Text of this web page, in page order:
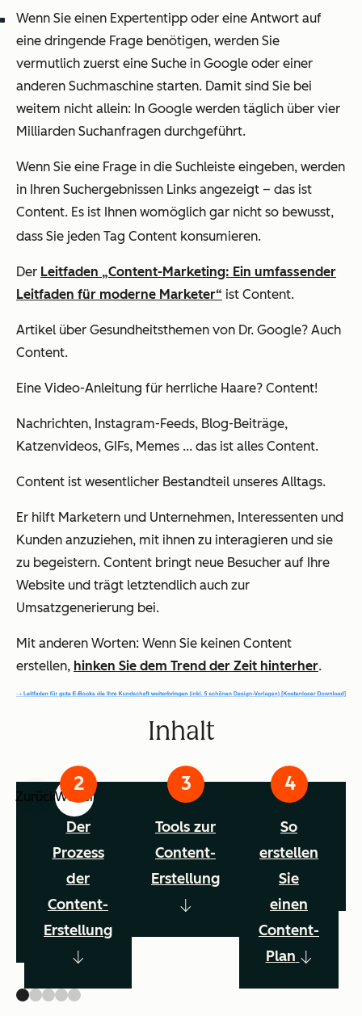
Wenn Sie einen Expertentipp oder eine Antwort auf
eine dringende Frage benötigen, werden Sie
vermutlich zuerst eine Suche in Google oder einer
anderen Suchmaschine starten. Damit sind Sie bei
weitem nicht allein: In Google werden täglich über vier
Milliarden Suchanfragen durchgeführt.
Wenn Sie eine Frage in die Suchleiste eingeben, werden
in Ihren Suchergebnissen Links angezeigt – das ist
Content. Es ist Ihnen womöglich gar nicht so bewusst,
dass Sie jeden Tag Content konsumieren.
Der Leitfaden „Content-Marketing: Ein umfassender
Leitfaden für moderne Marketer“ ist Content.
Artikel über Gesundheitsthemen von Dr. Google? Auch
Content.
Eine Video-Anleitung für herrliche Haare? Content!
Nachrichten, Instagram-Feeds, Blog-Beiträge,
Katzenvideos, GIFs, Memes ... das ist alles Content.
Content ist wesentlicher Bestandteil unseres Alltags.
Er hilft Marketern und Unternehmen, Interessenten und
Kunden anzuziehen, mit ihnen zu interagieren und sie
zu begeistern. Content bringt neue Besucher auf Ihre
Website und trägt letztendlich auch zur
Umsatzgenerierung bei.
Mit anderen Worten: Wenn Sie keinen Content
erstellen, hinken Sie dem Trend der Zeit hinterher.
Inhalt
ZurückWeiter
Der
Prozess
der
Content-
Erstellung
Tools zur
Content-
Erstellung
So
erstellen
Sie
einen
Content-
Plan